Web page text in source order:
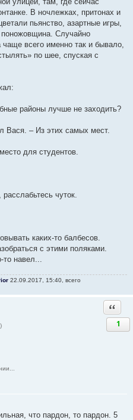
В ночлежках, притонах и
пьянство, азартные игры,
Случайно
всего именно так и бывало,
по шее, спуская с
районы лучше не заходить?
Вася. – Из этих самых мест.
для студентов.
чуток.
каких-то балбесов.
с этими поляками.
навел...
22.09.2017, 15:40, всего
1
что пардон, то пардон. 5